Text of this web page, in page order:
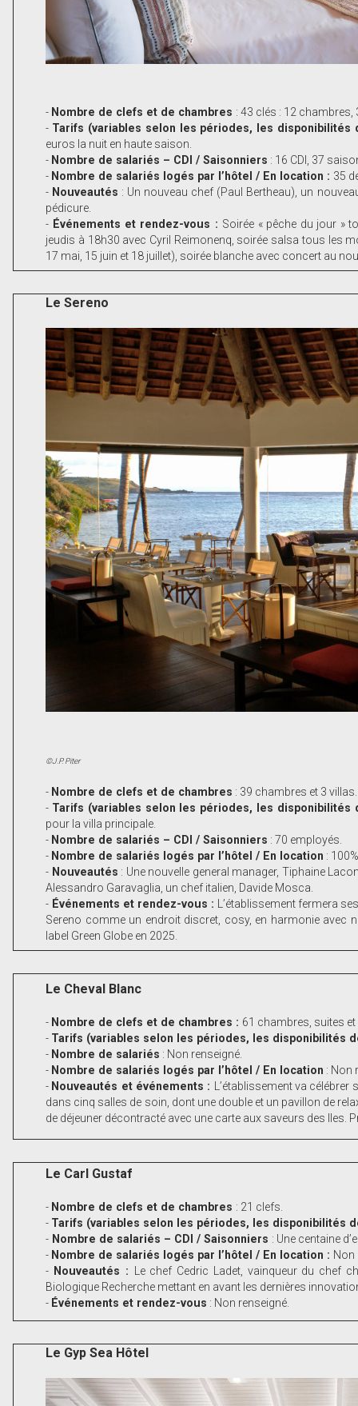
- Nombre de clefs et de chambres : 43 clés : 12 chambres,
- Tarifs (variables selon les périodes, les
euros la nuit en haute saison.
- Nombre de salariés – CDI / Saisonniers : 16 CDI, ­37
- Nombre de salariés logés par l’hôtel / En location : 35
- Nouveautés : Un nouveau chef (Paul Bertheau), un
pédicure.
- Événements et rendez-vous : Soirée « pêche du jour »
jeudis à 18h30 avec Cyril Reimonenq, soirée salsa tous les
17 mai, 15 juin et 18 juillet), soirée blanche avec concert au
Le Sereno
©J.P. Piter
- Nombre de clefs et de chambres : 39 chambres et 3 villas.
- Tarifs (variables selon les périodes, les
pour la villa principale.
- Nombre de salariés – CDI / Saisonniers : 70 employés.
- Nombre de salariés logés par l’hôtel / En location :
- Nouveautés : Une nouvelle general manager, Tiphaine
Alessandro Garavaglia, un chef italien, Davide Mosca.
- Événements et rendez-vous :
L’établissement fermera
Sereno comme un endroit discret, cosy, en harmonie avec
label Green Globe en 2025.
Le Cheval Blanc
- Nombre de clefs et de chambres : 61 chambres, suites et
- Tarifs (variables selon les périodes, les disponibilités
- Nombre de salariés : Non renseigné.
- Nombre de salariés logés par l’hôtel / En location : Non
- Nouveautés et événements :
L’établissement va
dans cinq salles de soin, dont une double et un pavillon de
de déjeuner décontracté avec une carte aux saveurs des
Le Carl Gustaf
- Nombre de clefs et de chambres : 21 clefs.
- Tarifs (variables selon les périodes, les disponibilités
- Nombre de salariés – CDI / Saisonniers : Une centaine
- Nombre de salariés logés par l’hôtel / En location : Non
- Nouveautés :
Le chef Cedric Ladet, vainqueur du chef
Biologique Recherche mettant en avant les dernières
- Événements et rendez-vous : Non renseigné.
Le Gyp Sea Hôtel